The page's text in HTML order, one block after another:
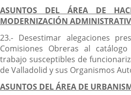
ASUNTOS DEL ÁREA DE
MODERNIZACIÓN
23.- Desestimar alegaciones
Comisiones Obreras al
trabajo susceptibles de
de Valladolid y sus Organismos
ASUNTOS DEL ÁREA DE